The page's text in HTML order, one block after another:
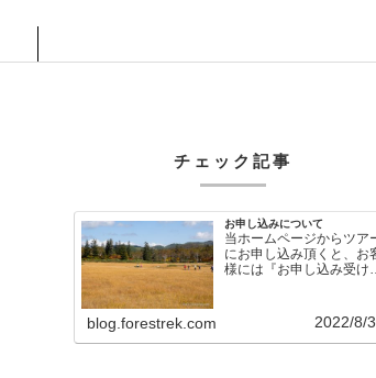
チェック記事
お申し込みについて
当ホームページからツア
にお申し込み頂くと、お
様には『お申し込み受け付
blog.forestrek.com 2022/8/